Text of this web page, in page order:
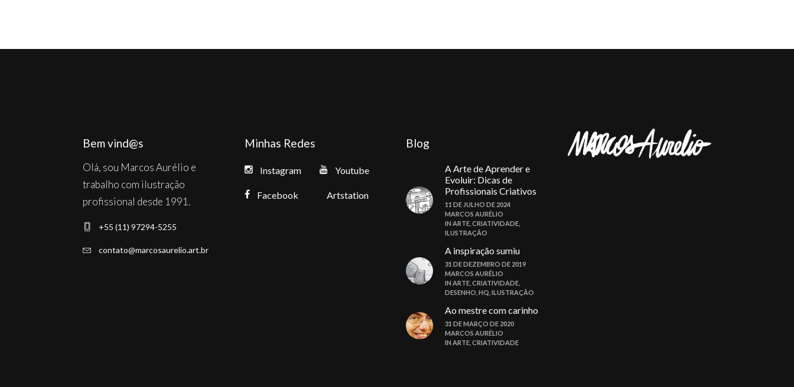
Bem vind@s
Olá, sou Marcos Aurélio e
trabalho com ilustração
profissional desde 1991.
+55 (11) 97294-5255
contato@marcosaurelio.art.br
Minhas Redes
Instagram
Facebook
Youtube
Artstation
Blog
A Arte de Aprender e
Evoluir: Dicas de
Profissionais Criativos
11 DE JULHO DE 2024
MARCOS AURÉLIO
IN ARTE CRIATIVIDADE
ILUSTRAÇÃO
A inspiração sumiu
31 DE DEZEMBRO DE 2019
MARCOS AURÉLIO
IN ARTE CRIATIVIDADE
DESENHO HQ ILUSTRAÇÃO
Ao mestre com carinho
31 DE MARÇO DE 2020
MARCOS AURÉLIO
IN ARTE CRIATIVIDADE